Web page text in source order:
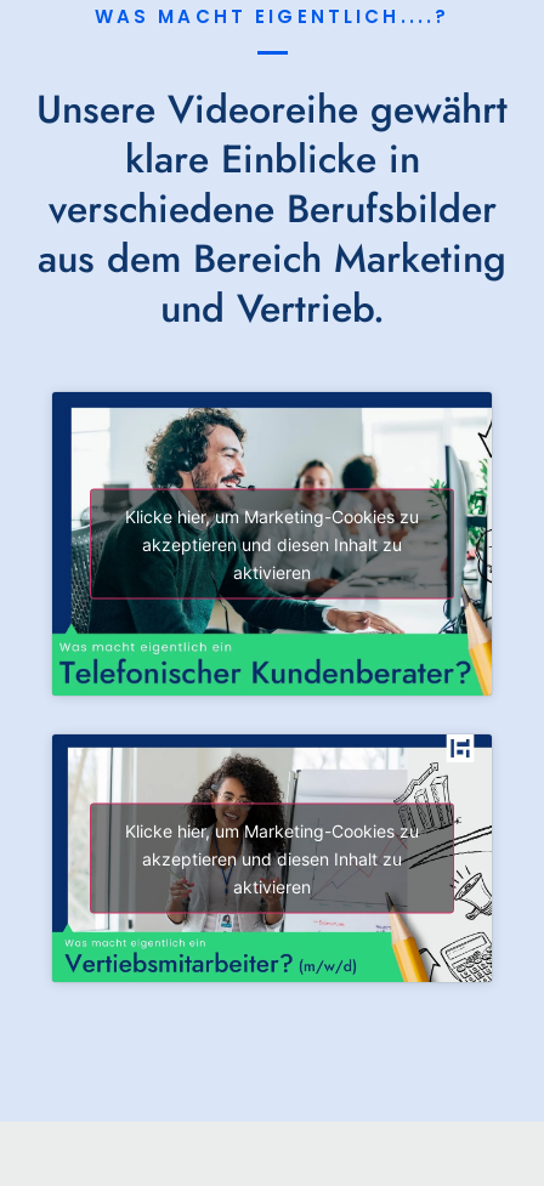
WAS MACHT EIGENTLICH....?
Unsere Videoreihe gewährt
klare Einblicke in
verschiedene Berufsbilder
aus dem Bereich Marketing
und Vertrieb.
Klicke hier, um Marketing-Cookies zu
akzeptieren und diesen Inhalt zu
aktivieren
Klicke hier, um Marketing-Cookies zu
akzeptieren und diesen Inhalt zu
aktivieren